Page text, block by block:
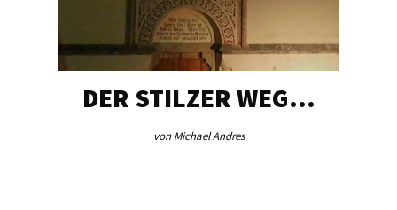
DER STILZER WEG…
von Michael Andres